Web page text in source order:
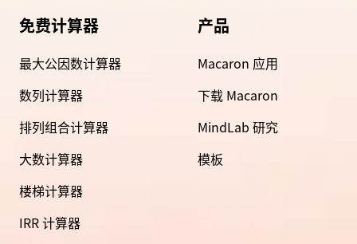
免费计算器
最大公因数计算器
数列计算器
排列组合计算器
大数计算器
楼梯计算器
IRR 计算器
产品
Macaron 应用
下载 Macaron
MindLab 研究
模板